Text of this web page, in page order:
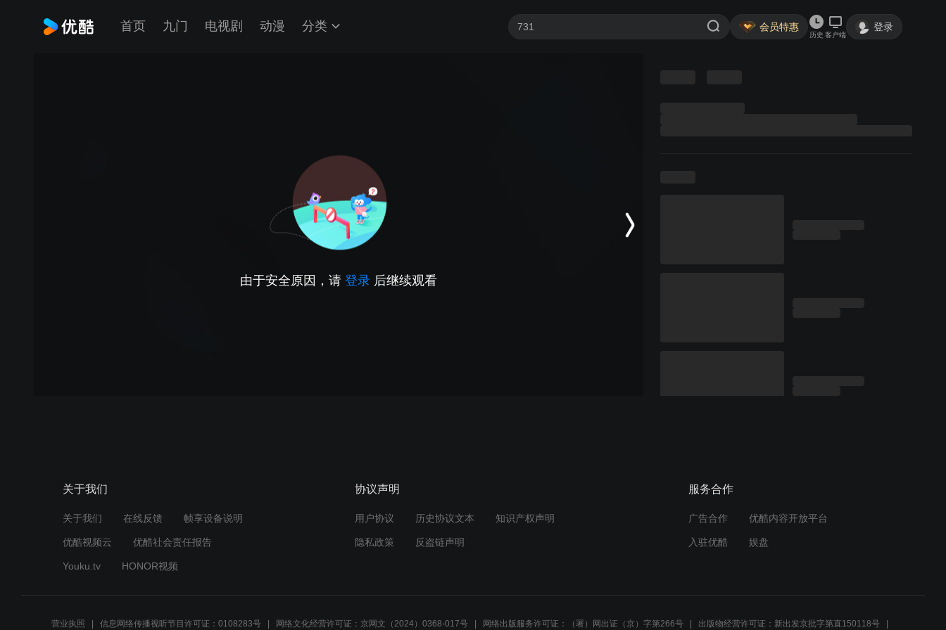
首页 九门 电视剧 动漫 分类 会员特惠
历史 客户端
登录
由于安全原因，请 登录 后继续观看
关于我们
关于我们 在线反馈 帧享设备说明
优酷视频云 优酷社会责任报告
Youku.tv HONOR视频
协议声明
用户协议 历史协议文本 知识产权声明
隐私政策 反盗链声明
服务合作
广告合作 优酷内容开放平台
入驻优酷 娱盘
营业执照 信息网络传播视听节目许可证：0108283号 网络文化经营许可证：京网文（2024）0368-017号 网络出版服务许可证：（署）网出证（京）字第266号 出版物经营许可证：新出发京批字第直150118号